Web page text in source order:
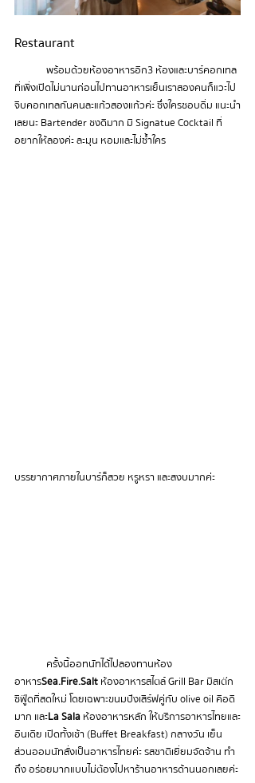
Restaurant
ที่เพิ่งเปิดไม่นาน ก่อนไปทานอาหารเย็นเราสองคนก็แวะไป
จิบคอกเทลกันคนละแก้วสองแก้วค่ะ ซึ่งใครชอบดื่ม แนะนำ
เลยนะ Bartender ชงดีมาก มี Signatue Cocktail ที่
อยากให้ลองค่ะ ละมุน หอมและไม่ซ้ำใคร
บรรยากาศภายในบาร์ก็สวย หรูหรา และสงบมากค่ะ
อาหารSea.Fire.Salt ห้องอาหารสไตล์ Grill Bar มีสเต๊ก
ซีฟู๊ดที่สดใหม่ โดยเฉพาะขนมปังเสิร์ฟคู่กับ olive oil คือดี
มาก และ La Sala ห้องอาหารหลัก ให้บริการอาหารไทยและ
อินเดีย เปิดทั้งเช้า (Buffet Breakfast) กลางวัน เย็น
ส่วนออมนัทสั่งเป็นอาหารไทยค่ะ รสชาติเยี่ยม จัดจ้าน ทำ
ถึง อร่อยมาก แบบไม่ต้องไปหาร้านอาหารด้านนอกเลยค่ะ